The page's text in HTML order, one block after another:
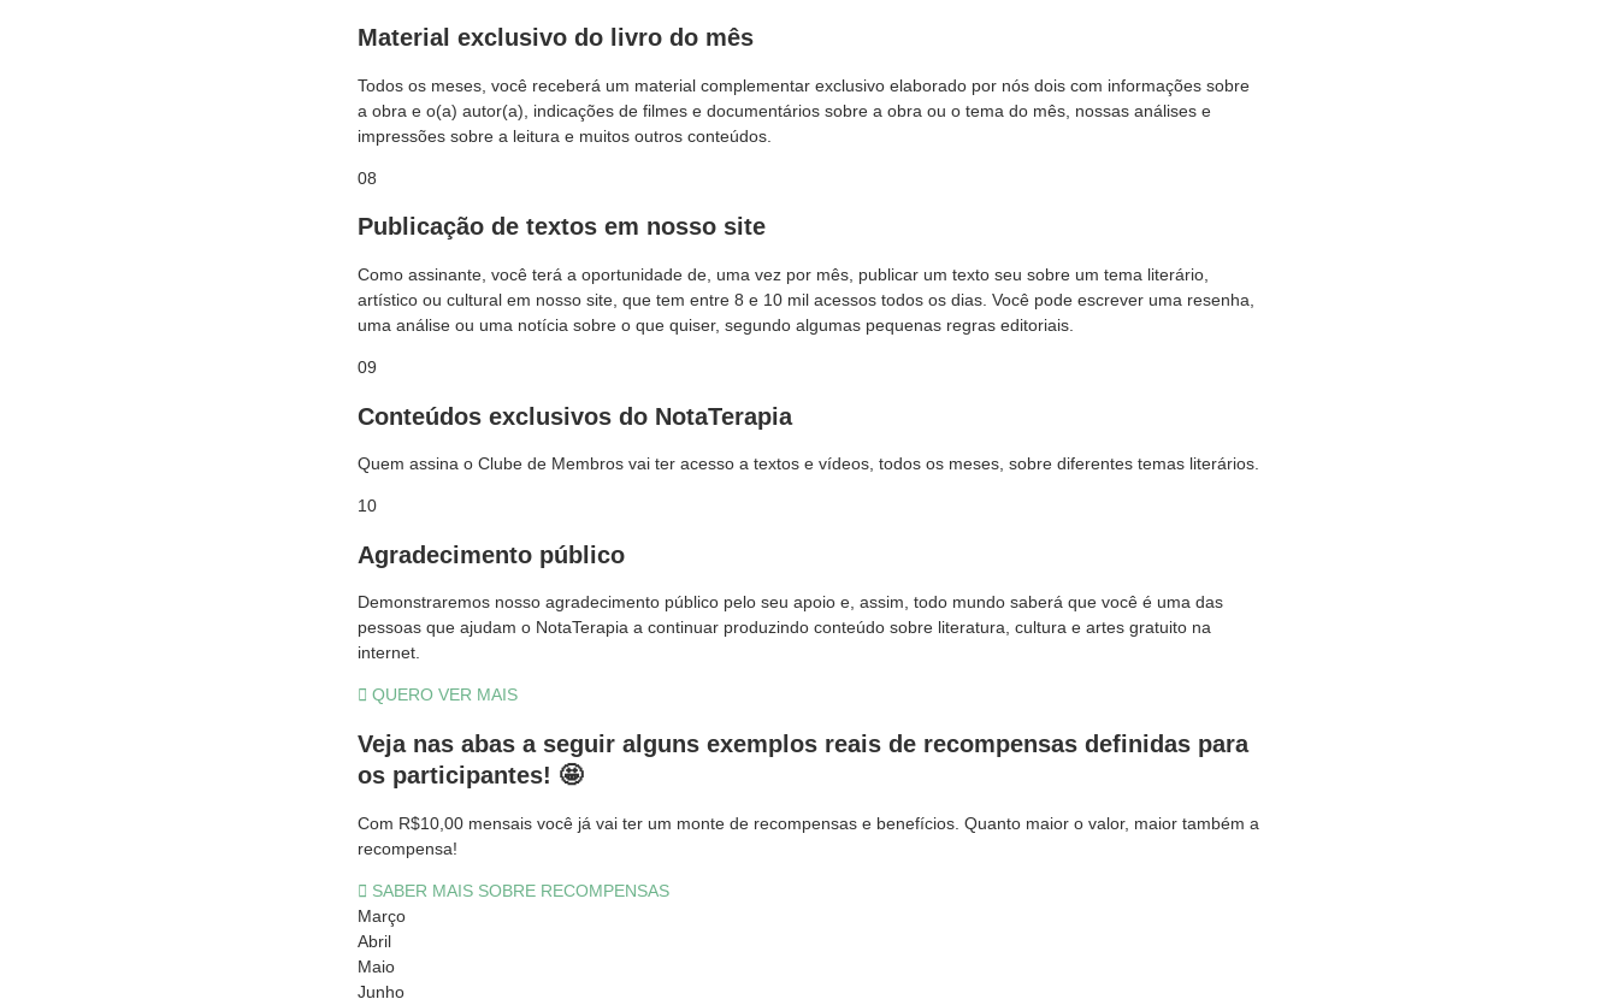
Material exclusivo do livro do mês
Todos os meses, você receberá um material complementar exclusivo elaborado por nós dois com informações sobre
a obra e o(a) autor(a), indicações de filmes e documentários sobre a obra ou o tema do mês, nossas análises e
impressões sobre a leitura e muitos outros conteúdos.
08
Publicação de textos em nosso site
Como assinante, você terá a oportunidade de, uma vez por mês, publicar um texto seu sobre um tema literário,
artístico ou cultural em nosso site, que tem entre 8 e 10 mil acessos todos os dias. Você pode escrever uma resenha,
uma análise ou uma notícia sobre o que quiser, segundo algumas pequenas regras editoriais.
09
Conteúdos exclusivos do NotaTerapia
Quem assina o Clube de Membros vai ter acesso a textos e vídeos, todos os meses, sobre diferentes temas literários.
10
Agradecimento público
Demonstraremos nosso agradecimento público pelo seu apoio e, assim, todo mundo saberá que você é uma das
pessoas que ajudam o NotaTerapia a continuar produzindo conteúdo sobre literatura, cultura e artes gratuito na
internet.
QUERO VER MAIS
Veja nas abas a seguir alguns exemplos reais de recompensas definidas para
os participantes! 🤩
Com R$10,00 mensais você já vai ter um monte de recompensas e benefícios. Quanto maior o valor, maior também a
recompensa!
SABER MAIS SOBRE RECOMPENSAS
Março
Abril
Maio
Junho